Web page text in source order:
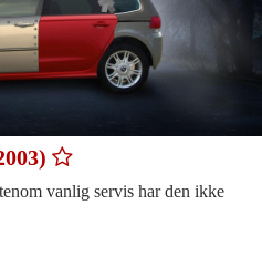
vanlig servis har den ikke